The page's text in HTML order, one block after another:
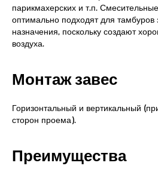
парикмахерских и т.п.
оптимально подходят для тамбуров
назначения, поскольку создают
воздуха.
Монтаж завес
Горизонтальный и вертикальный
сторон проема).
Преимущества